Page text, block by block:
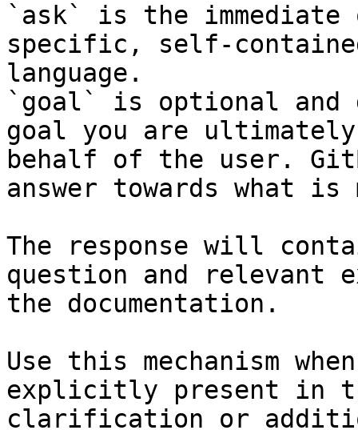
`ask` is the
specific, self-
language.
`goal` is optional and
goal you are
behalf of the user.
answer towards what
The response will
question and relevant
the documentation.
Use this mechanism
explicitly present in
clarification or